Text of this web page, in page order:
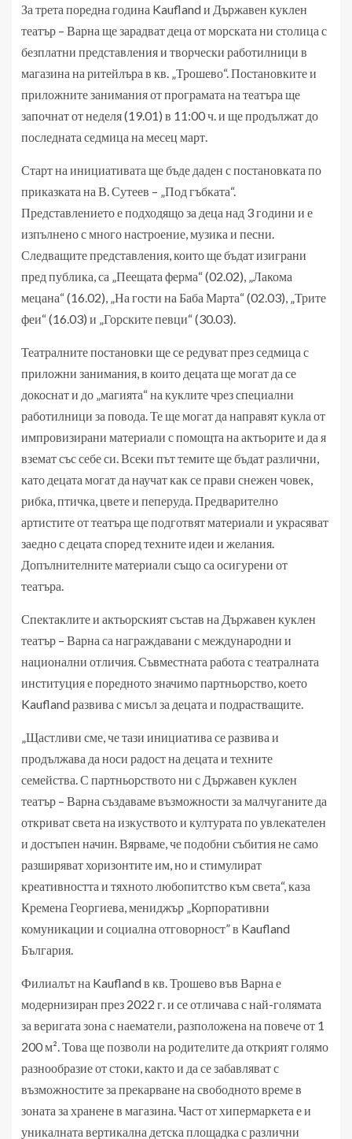
За трета поредна година Kaufland и Държавен куклен
театър – Варна ще зарадват деца от морската ни столица с
безплатни представления и творчески работилници в
магазина на ритейлъра в кв. „Трошево“. Постановките и
приложните занимания от програмата на театъра ще
започнат от неделя (19.01) в 11:00 ч. и ще продължат до
последната седмица на месец март.
Старт на инициативата ще бъде даден с постановката по
приказката на В. Сутеев – „Под гъбката“.
Представлението е подходящо за деца над 3 години и е
изпълнено с много настроение, музика и песни.
Следващите представления, които ще бъдат изиграни
пред публика, са „Пеещата ферма“ (02.02), „Лакома
мецана“ (16.02), „На гости на Баба Марта“ (02.03), „Трите
феи“ (16.03) и „Горските певци“ (30.03).
Театралните постановки ще се редуват през седмица с
приложни занимания, в които децата ще могат да се
докоснат и до „магията“ на куклите чрез специални
работилници за повода. Те ще могат да направят кукла от
импровизирани материали с помощта на актьорите и да я
вземат със себе си. Всеки път темите ще бъдат различни,
като децата могат да научат как се прави снежен човек,
рибка, птичка, цвете и пеперуда. Предварително
артистите от театъра ще подготвят материали и украсяват
заедно с децата според техните идеи и желания.
Допълнителните материали също са осигурени от
театъра.
Спектаклите и актьорският състав на Държавен куклен
театър – Варна са награждавани с международни и
национални отличия. Съвместната работа с театралната
институция е поредното значимо партньорство, което
Kaufland развива с мисъл за децата и подрастващите.
„Щастливи сме, че тази инициатива се развива и
продължава да носи радост на децата и техните
семейства. С партньорството ни с Държавен куклен
театър – Варна създаваме възможности за малчуганите да
откриват света на изкуството и културата по увлекателен
и достъпен начин. Вярваме, че подобни събития не само
разширяват хоризонтите им, но и стимулират
креативността и тяхното любопитство към света“, каза
Кремена Георгиева, мениджър „Корпоративни
комуникации и социална отговорност” в Kaufland
България.
Филиалът на Kaufland в кв. Трошево във Варна е
модернизиран през 2022 г. и се отличава с най-голямата
за веригата зона с наематели, разположена на повече от 1
200 м². Това ще позволи на родителите да открият голямо
разнообразие от стоки, както и да се забавляват с
възможностите за прекарване на свободното време в
зоната за хранене в магазина. Част от хипермаркета е и
уникалната вертикална детска площадка с различни